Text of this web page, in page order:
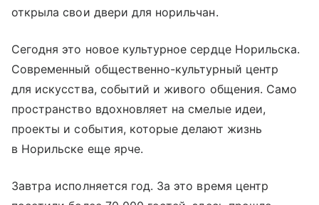
открыла свои двери для норильчан.
Сегодня это новое культурное сердце Норильска.
Современный общественно-культурный центр
для искусства, событий и живого общения. Само
пространство вдохновляет на смелые идеи,
проекты и события, которые делают жизнь
в Норильске еще ярче.
Завтра исполняется год. За это время центр